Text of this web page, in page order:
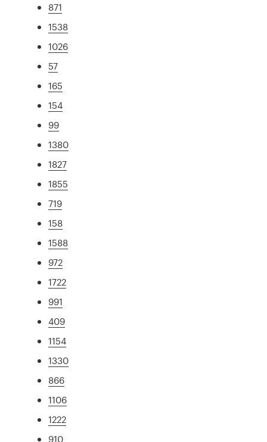
871
1538
1026
57
165
154
99
1380
1827
1855
719
158
1588
972
1722
991
409
1154
1330
866
1106
1222
910